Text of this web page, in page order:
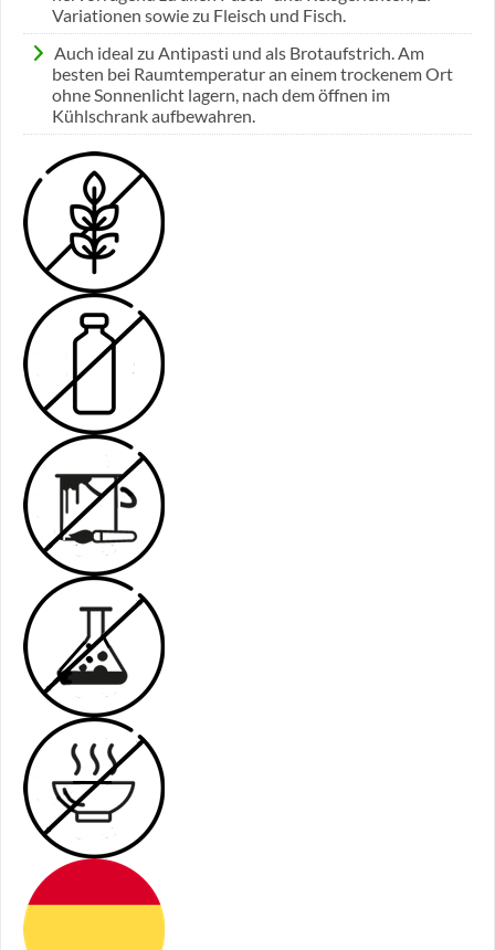
Variationen sowie zu Fleisch und Fisch.
Auch ideal zu Antipasti und als Brotaufstrich. Am
besten bei Raumtemperatur an einem trockenem Ort
ohne Sonnenlicht lagern, nach dem öffnen im
Kühlschrank aufbewahren.